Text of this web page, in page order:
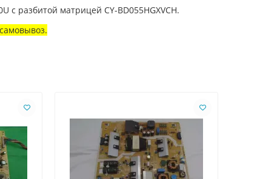
с разбитой матрицей CY-BD055HGXVCH.